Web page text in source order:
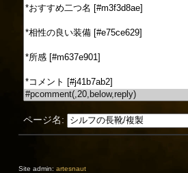
ページ名:
Site admin: artesnaut